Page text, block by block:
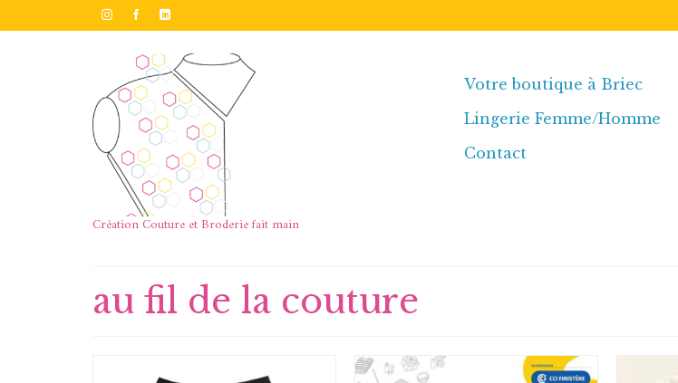
Création Couture et Broderie fait main
Votre boutique à Briec
Lingerie Femme/Homme
Contact
au fil de la couture